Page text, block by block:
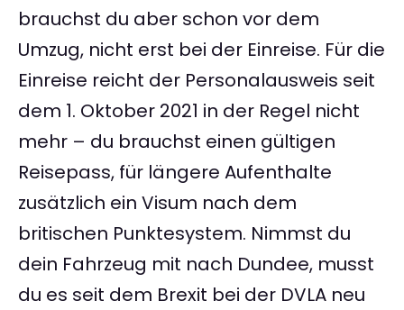
brauchst du aber schon vor dem
Umzug, nicht erst bei der Einreise. Für die
Einreise reicht der Personalausweis seit
dem 1. Oktober 2021 in der Regel nicht
mehr – du brauchst einen gültigen
Reisepass, für längere Aufenthalte
zusätzlich ein Visum nach dem
britischen Punktesystem. Nimmst du
dein Fahrzeug mit nach Dundee, musst
du es seit dem Brexit bei der DVLA neu